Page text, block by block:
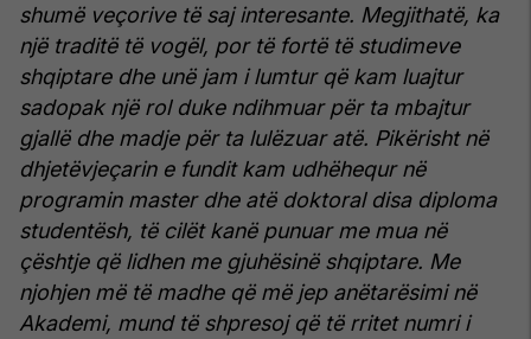
shumë veçorive të saj interesante. Megjithatë, ka
një traditë të vogël, por të fortë të studimeve
shqiptare dhe unë jam i lumtur që kam luajtur
sadopak një rol duke ndihmuar për ta mbajtur
gjallë dhe madje për ta lulëzuar atë. Pikërisht në
dhjetëvjeçarin e fundit kam udhëhequr në
programin master dhe atë doktoral disa diploma
studentësh, të cilët kanë punuar me mua në
çështje që lidhen me gjuhësinë shqiptare. Me
njohjen më të madhe që më jep anëtarësimi në
Akademi, mund të shpresoj që të rritet numri i